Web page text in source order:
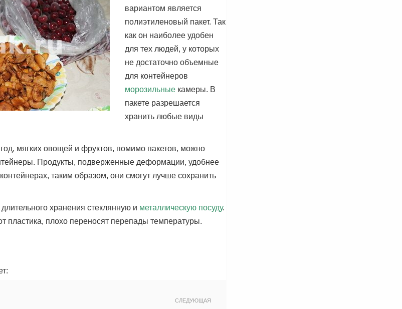
вариантом является
полиэтиленовый пакет. Так
как он наиболее удобен
для тех людей, у которых
не достаточно объемные
для контейнеров
морозильные камеры. В
пакете разрешается
хранить любые виды
мягких овощей и фруктов, помимо пакетов, можно
Продукты, подверженные деформации, удобнее
таким образом, они смогут лучше сохранить
хранения стеклянную и металлическую посуду.
пластика, плохо переносят перепады температуры.
СЛЕДУЮЩАЯ